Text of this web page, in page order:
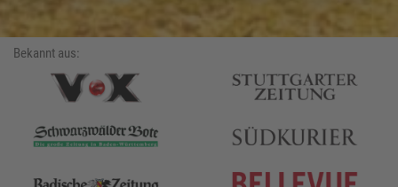
Bekannt aus: